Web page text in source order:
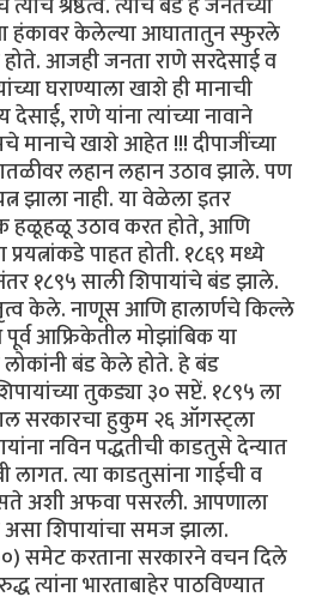
हंकावर केलेल्या आघातातुन स्फुरले
होते. आजही जनता राणे सरदेसाई व
घराण्याला खाशे ही मानाची
देसाई, राणे यांना त्यांच्या नावाने
मानाचे खाशे आहेत !!! दीपाजींच्या
लहान लहान उठाव झाले. पण
झाला नाही. या वेळेला इतर
हळूहळू उठाव करत होते, आणि
पाहत होती. १८६९ मध्ये
१८९५ साली शिपायांचे बंड झाले.
केले. नाणूस आणि हालार्णचे किल्ले
आफ्रिकेतील मोझांबिक या
लोकांनी बंड केले होते. हे बंड
तुकड्या ३० सप्टें. १८९५ ला
सरकारचा हुकुम २६ ऑगस्ट्ला
नविन पद्धतीची काडतुसे देन्यात
लागत. त्या काडतुसांना गाईची व
अशी अफवा पसरली. आपणाला
शिपायांचा समज झाला.
समेट करताना सरकारने वचन दिले
त्यांना भारताबाहेर पाठविण्यात